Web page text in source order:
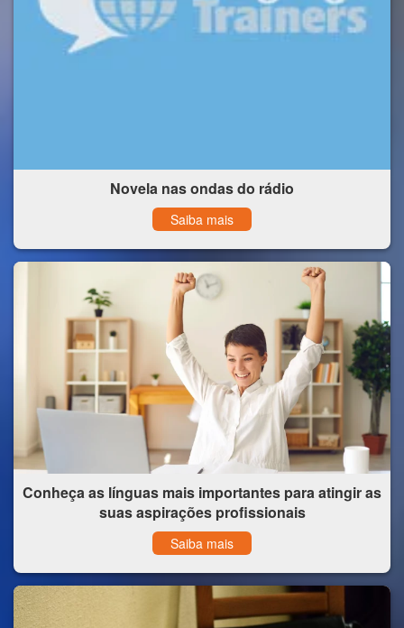
Novela nas ondas do rádio
Saiba mais
Conheça as línguas mais importantes para atingir as
suas aspirações profissionais
Saiba mais